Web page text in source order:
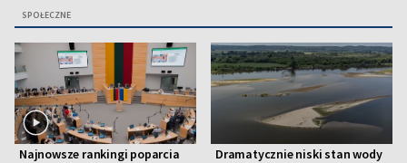
SPOŁECZNE
Najnowsze rankingi poparcia
Dramatycznie niski stan wody